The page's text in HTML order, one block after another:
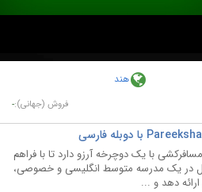
هند
فروش (جهانی):-
با یک دوچرخه آرزو دارد تا با فراهم
در یک مدرسه متوسط انگلیسی و خصوصی،
دهد و ...